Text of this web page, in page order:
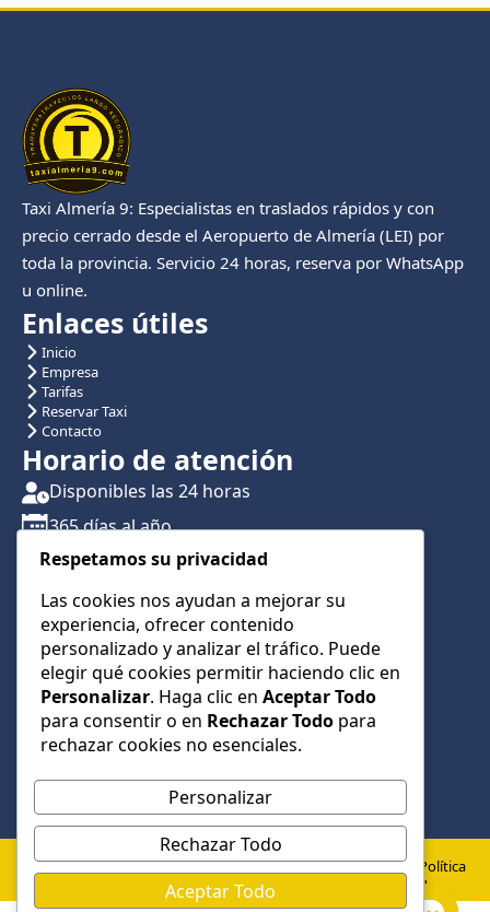
Taxi Almería 9: Especialistas en traslados rápidos y con
precio cerrado desde el Aeropuerto de Almería (LEI) por
toda la provincia. Servicio 24 horas, reserva por WhatsApp
u online.
Enlaces útiles
Inicio
Empresa
Tarifas
Reservar Taxi
Contacto
Horario de atención
Disponibles las 24 horas
365 días al año
Traslados con reserva previa
Atención por teléfono y WhatsApp 24/7
CONTÁCTANOS
+34 622 01 23 74
+34 622 01 23 74
info@taxialmeria9.com
© 2026 Taxi Almería 9 –
Todos los derechos
Política de
Aviso
Política
de
cookies
Respetamos su privacidad
Las cookies nos ayudan a mejorar su
experiencia, ofrecer contenido
personalizado y analizar el tráfico. Puede
elegir qué cookies permitir haciendo clic en
Personalizar. Haga clic en Aceptar Todo
para consentir o en Rechazar Todo para
rechazar cookies no esenciales.
Personalizar
Rechazar Todo
Aceptar Todo